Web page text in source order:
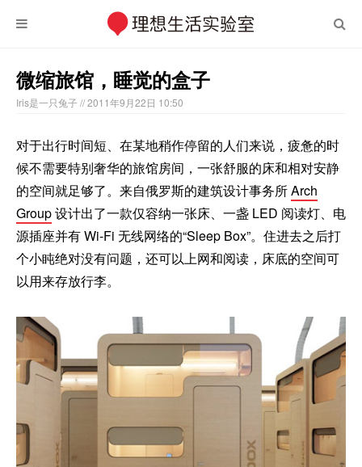
微缩旅馆，睡觉的盒子
Iris是一只兔子// 2011年9月22日 10:50
对于出行时间短、在某地稍作停留的人们来说，疲惫的时
候不需要特别奢华的旅馆房间，一张舒服的床和相对安静
的空间就足够了。来自俄罗斯的建筑设计事务所Arch
Group设计出了一款仅容纳一张床、一盏 LED 阅读灯、电
源插座并有 Wi-Fi 无线网络的“Sleep Box”。住进去之后打
个小盹绝对没有问题，还可以上网和阅读，床底的空间可
以用来存放行李。